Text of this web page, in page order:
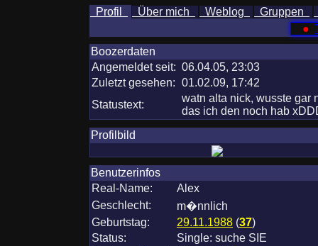
Profil Über mich Weblog Gruppen
●
Boozerdaten
Angemeldet seit: 06.04.05, 23:03
Zuletzt gesehen: 01.02.09, 17:42
Statustext:
watn alta nick, wusste gar
das ich den noch hab
Profilbild
Benutzerinfos
Real-Name:
Alex
Geschlecht:
m�nnlich
Geburtstag:
29.11.1988 (37)
Status:
Single: suche SIE